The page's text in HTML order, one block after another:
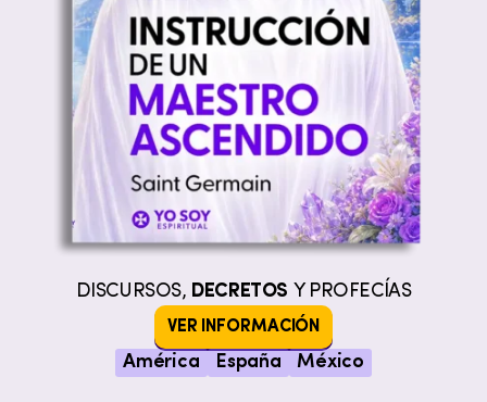
DISCURSOS, DECRETOS Y PROFECÍAS
VER INFORMACIÓN
América España México